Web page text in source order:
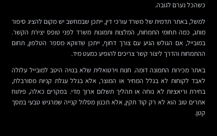
כשהכל נערם לגובה.
למשל, באתר תדמית של משרד עורכי דין, ייתכן שבמחשב יש מקום להציג סיפור
מותג, כמה תחומי התמחות, המלצות ותמונות משרד לפני טופס יצירת הקשר.
במובייל, אם הגולש הגיע עם צורך דחוף, ייתכן שדווקא מספר הטלפון, תחום
ההתמחות והדרך ליצור קשר צריכים להופיע כמעט מיד.
באתר מכירות התמונה דומה. חנות וירטואלית שלא בנויה היטב למובייל עלולה
לאבד לקוחות לא בגלל המחיר או המוצר, אלא בגלל עגלת קניות מסורבלת,
בחירת וריאציות לא נוחה או תהליך תשלום ארוך מדי. במקרים כאלה, פיתוח
אתרים טוב הוא לא רק קוד תקין, אלא תכנון מסלול קנייה שמרגיש טבעי במסך
קטן.